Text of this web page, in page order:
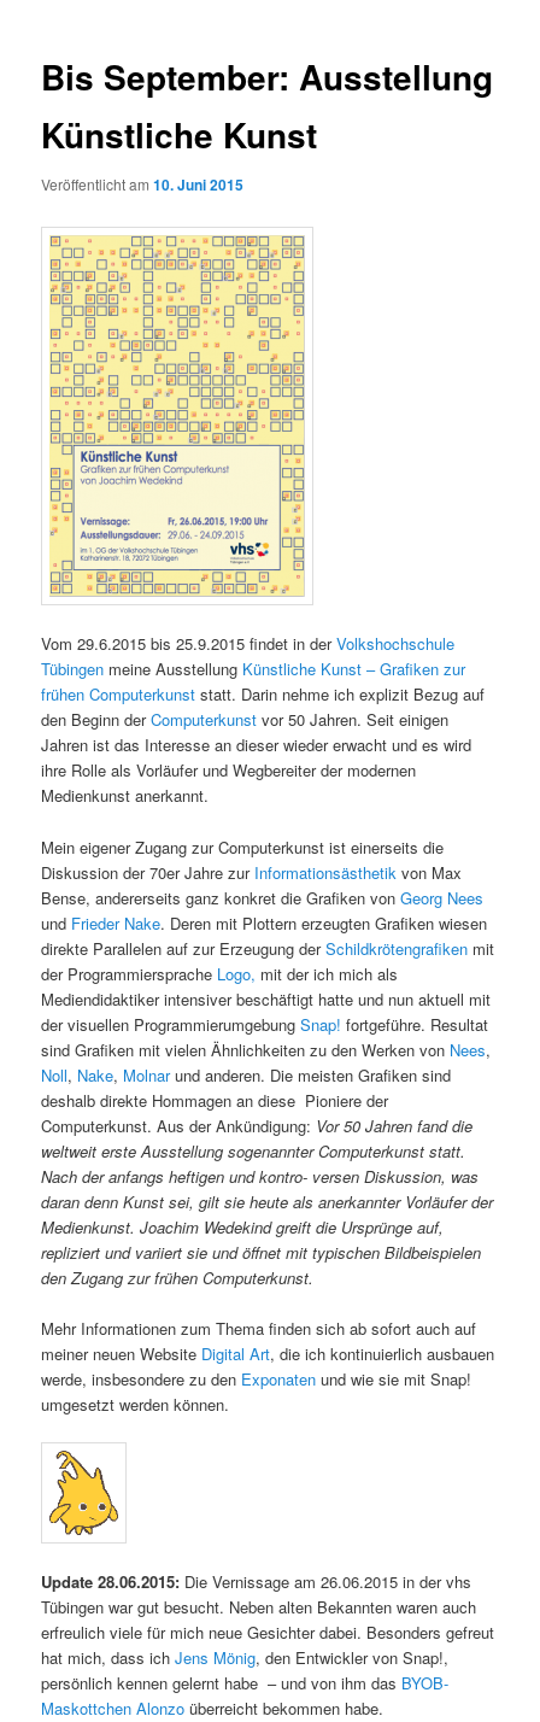
Bis September: Ausstellung
Künstliche Kunst
Veröffentlicht am10. Juni 2015
Vom 29.6.2015 bis 25.9.2015 findet in derVolkshochschule
Tübingen meine Ausstellung Künstliche Kunst – Grafiken zur
frühen Computerkunst statt. Darin nehme ich explizit Bezug auf
den Beginn derComputerkunst vor 50 Jahren. Seit einigen
Jahren ist das Interesse an dieser wieder erwacht und es wird
ihre Rolle als Vorläufer und Wegbereiter der modernen
Medienkunst anerkannt.
Mein eigener Zugang zur Computerkunst ist einerseits die
Diskussion der 70er Jahre zur Informationsästhetik von Max
Bense, andererseits ganz konkret die Grafiken vonGeorg Nees
und Frieder Nake. Deren mit Plottern erzeugten Grafiken wiesen
direkte Parallelen auf zur Erzeugung derSchildkrötengrafiken mit
der Programmiersprache Logo, mit der ich mich als
Mediendidaktiker intensiver beschäftigt hatte und nun aktuell mit
der visuellen ProgrammierumgebungSnap!fortgeführe. Resultat
sind Grafiken mit vielen Ähnlichkeiten zu den Werken von Nees,
Noll, Nake, Molnarund anderen. Die meisten Grafiken sind
deshalb direkte Hommagen an diese Pioniere der
Computerkunst. Aus der Ankündigung: Vor 50 Jahren fand die
weltweit erste Ausstellung sogenannter Computerkunst statt.
Nach der anfangs heftigen und kontro- versen Diskussion, was
daran denn Kunst sei, gilt sie heute als anerkannter Vorläufer der
Medienkunst. Joachim Wedekind greift die Ursprünge auf,
repliziert und variiert sie und öffnet mit typischen Bildbeispielen
den Zugang zur frühen Computerkunst.
Mehr Informationen zum Thema finden sich ab sofort auch auf
meiner neuen Website Digital Art, die ich kontinuierlich ausbauen
werde, insbesondere zu den Exponaten und wie sie mit Snap!
umgesetzt werden können.
Update 28.06.2015: Die Vernissage am 26.06.2015 in der vhs
Tübingen war gut besucht. Neben alten Bekannten waren auch
erfreulich viele für mich neue Gesichter dabei. Besonders gefreut
hat mich, dass ichJens Mönig, den Entwickler von Snap!,
persönlich kennen gelernt habe – und von ihm das BYOB-
Maskottchen Alonzo überreicht bekommen habe.